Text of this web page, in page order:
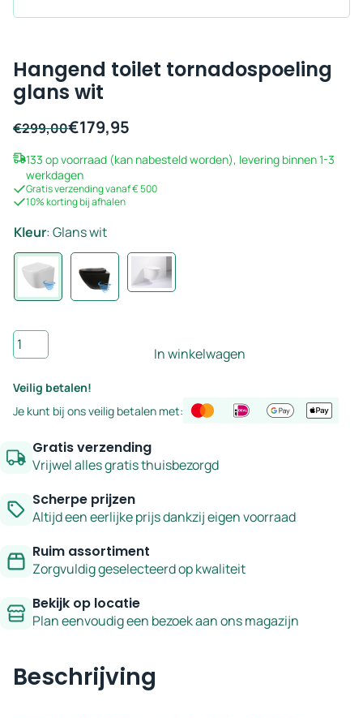
Hangend toilet tornadospoeling
glans wit
€299,00
Oorspronkelijke
was:
€299,00.
€179,95
Huidige
is:
€179,95.
133 op voorraad (kan nabesteld worden), levering binnen 1-3
werkdagen
Gratis verzending vanaf € 500
10% korting bij afhalen
Kleur:Glans wit
Hangend
toilet
tornadospoeling
glans
wit
aantal
In winkelwagen
Veilig betalen!
Je kunt bij ons veilig betalen met:
Gratis verzending
Vrijwel alles gratis thuisbezorgd
Scherpe prijzen
Altijd een eerlijke prijs dankzij eigen voorraad
Ruim assortiment
Zorgvuldig geselecteerd op kwaliteit
Bekijk op locatie
Plan eenvoudig een bezoek aan ons magazijn
Beschrijving